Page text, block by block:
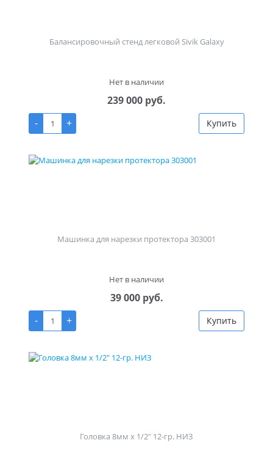
Балансировочный стенд легковой Sivik Galaxy
Нет в наличии
239 000 руб.
-
+ Купить
Машинка для нарезки протектора 303001
Нет в наличии
39 000 руб.
-
+ Купить
Головка 8мм х 1/2" 12-гр. НИЗ